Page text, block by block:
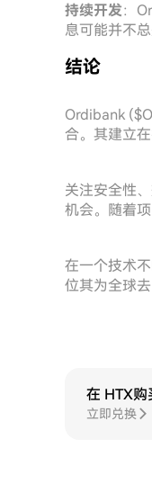
持续开发：
息可能并不
结论
Ordibank
合。其建立
关注安全性
机会。随着
在一个技术
位其为全球
在 HTX购
立即兑换